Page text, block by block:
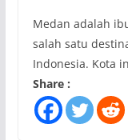
Medan adalah
salah satu
Indonesia. Kota
Share :